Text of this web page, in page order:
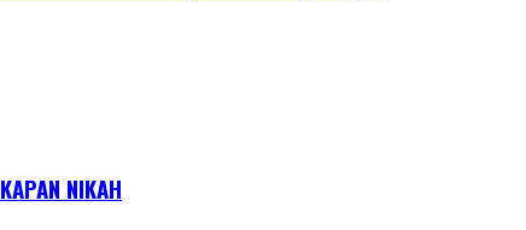
NIKAH